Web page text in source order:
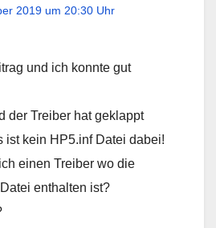
2019 um 20:30 Uhr
und ich konnte gut
der Treiber hat geklappt
ist kein HP5.inf Datei dabei!
einen Treiber wo die
enthalten ist?